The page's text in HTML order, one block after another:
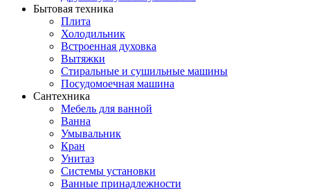
Бытовая техника
Плита
Холодильник
Встроенная духовка
Вытяжки
Стиральные и сушильные машины
Посудомоечная машина
Сантехника
Мебель для ванной
Ванна
Умывальник
Кран
Унитаз
Системы установки
Ванные принадлежности